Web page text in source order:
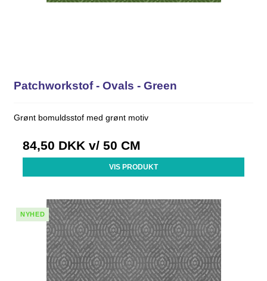
Patchworkstof - Ovals - Green
Grønt bomuldsstof med grønt motiv
84,50 DKK v/ 50 CM
VIS PRODUKT
NYHED